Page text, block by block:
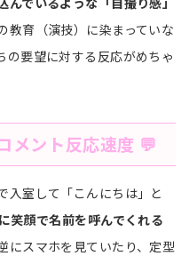
教育（演技）に染まっていな
の要望に対する反応がめちゃ
メント反応速度 💬
入室して「こんにちは」と
笑顔で名前を呼んでくれる
にスマホを見ていたり、定型